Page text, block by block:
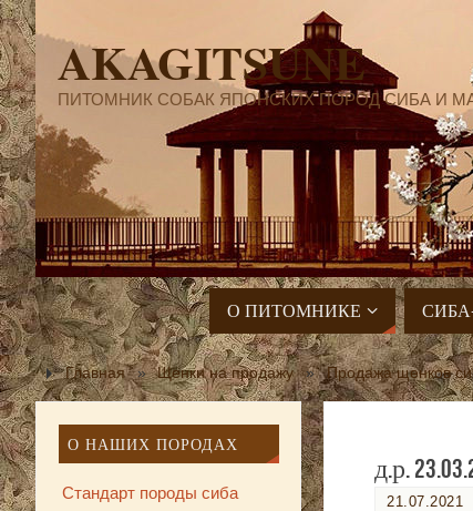
AKAGITSUNE
ПИТОМНИК СОБАК ЯПОНСКИХ ПОРОД СИБА И
О ПИТОМНИКЕ
Главная » Щенки на продажу » Продажа щенков
д.р.
21.07.2021
О НАШИХ ПОРОДАХ
Стандарт породы сиба